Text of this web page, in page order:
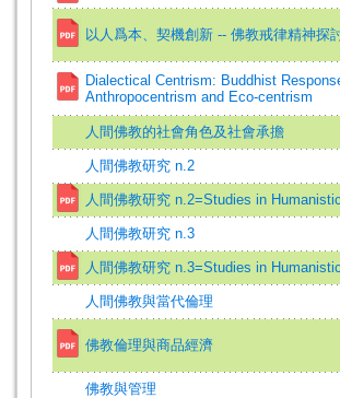
以人爲本、契機創新 -- 佛教戒律精神探
Dialectical Centrism: Buddhist
Anthropocentrism and Eco-centrism
人間佛教的社會角色及社會承擔
人間佛教研究 n.2
人間佛教研究 n.2=Studies in
人間佛教研究 n.3
人間佛教研究 n.3=Studies in
人間佛教與當代倫理
佛教倫理與商品經濟
佛教與管理